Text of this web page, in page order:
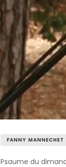
FANNY MANNECHET
Psaume du